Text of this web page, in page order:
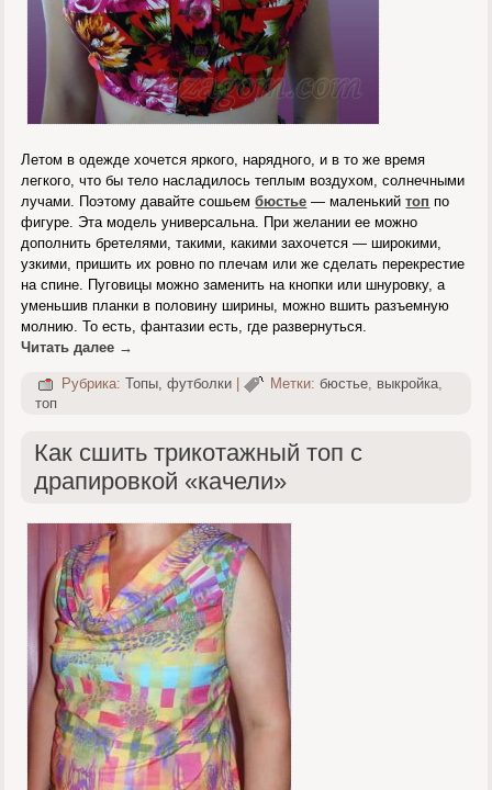
Летом в одежде хочется яркого, нарядного, и в то же время
легкого, что бы тело насладилось теплым воздухом, солнечными
лучами. Поэтому давайте сошьембюстье — маленькийтоп по
фигуре. Эта модель универсальна. При желании ее можно
дополнить бретелями, такими, какими захочется — широкими,
узкими, пришить их ровно по плечам или же сделать перекрестие
на спине. Пуговицы можно заменить на кнопки или шнуровку, а
уменьшив планки в половину ширины, можно вшить разъемную
молнию. То есть, фантазии есть, где развернуться.
Читать далее →
Рубрика: Топы, футболки | Метки: бюстье, выкройка,
топ
Как сшить трикотажный топ с
драпировкой «качели»